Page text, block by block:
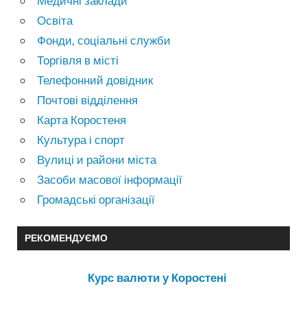
Освіта
Фонди, соціальні служби
Торгівля в місті
Телефонний довідник
Почтові відділення
Карта Коростеня
Культура і спорт
Вулиці и райони міста
Засоби масової інформації
Громадські організації
РЕКОМЕНДУЄМО
Курс валюти у Коростені